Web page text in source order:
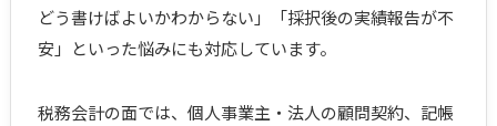
どう書けばよいかわからない」「採択後の実績報告が不
安」といった悩みにも対応しています。
税務会計の面では、個人事業主・法人の顧問契約、記帳